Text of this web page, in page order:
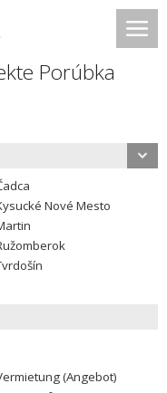
Porúbka
Nové Mesto
(Angebot)